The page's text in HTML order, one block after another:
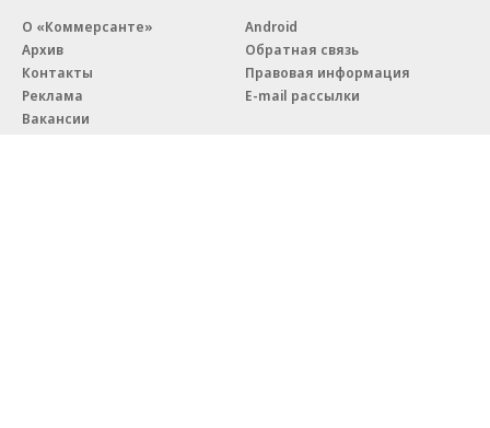
О «Коммерсанте»
Архив
Контакты
Реклама
Вакансии
Android
Обратная связь
Правовая информация
E-mail рассылки